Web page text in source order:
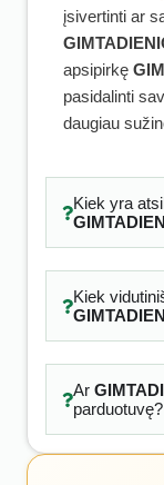
įsivertinti ar
apsipirkę
pasidalinti
daugiau
Kiek yra
Kiek
Ar
parduotuvę?